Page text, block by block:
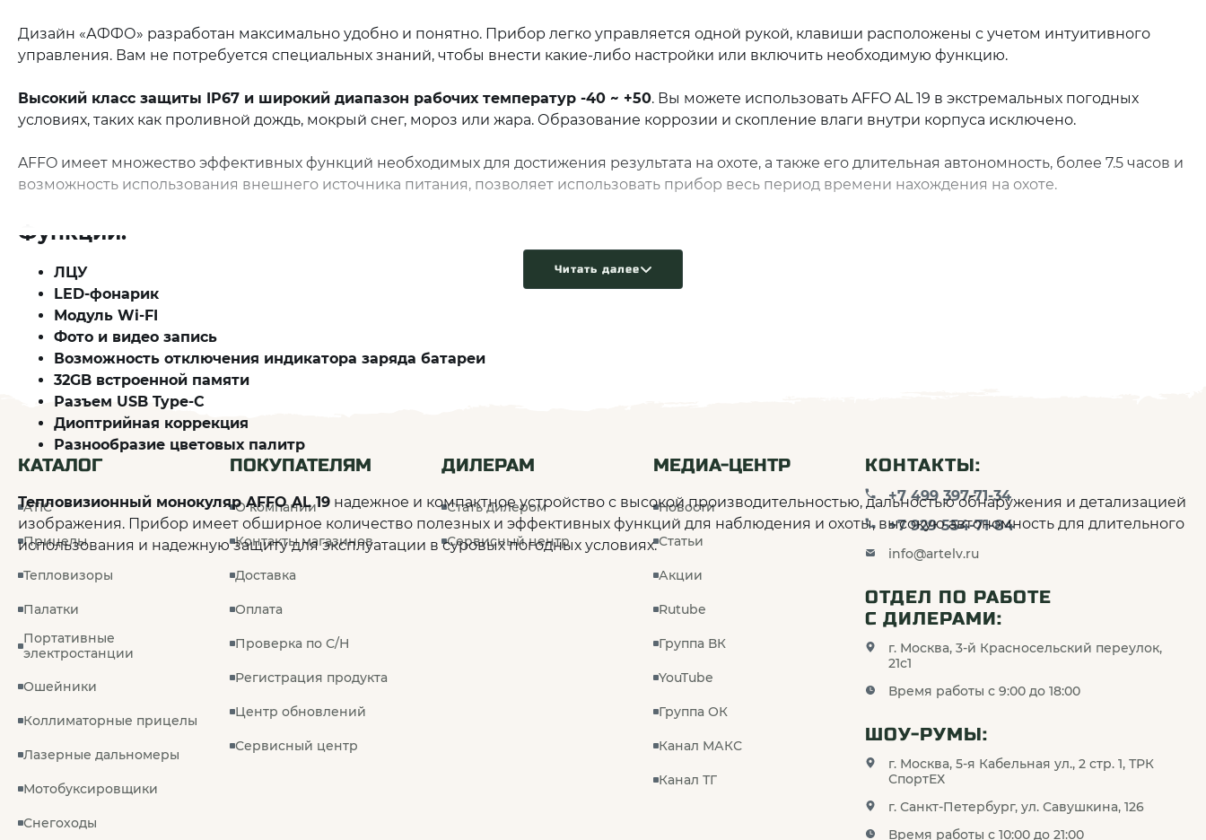
Дизайн «АФФО» разработан максимально удобно и понятно. Прибор легко управляется одной рукой, клавиши расположены с учетом интуитивного
управления. Вам не потребуется специальных знаний, чтобы внести какие-либо настройки или включить необходимую функцию.
Высокий класс защиты IP67 и широкий диапазон рабочих температур -40 ~ +50. Вы можете использовать AFFO AL 19 в экстремальных погодных
условиях, таких как проливной дождь, мокрый снег, мороз или жара. Образование коррозии и скопление влаги внутри корпуса исключено.
AFFO имеет множество эффективных функций необходимых для достижения результата на охоте, а также его длительная автономность, более 7.5 часов и
возможность использования внешнего источника питания, позволяет использовать прибор весь период времени нахождения на охоте.
Функции:
ЛЦУ
LED-фонарик
Модуль Wi-FI
Фото и видео запись
Возможность отключения индикатора заряда батареи
32GB встроенной памяти
Разъем USB Type-C
Диоптрийная коррекция
Разнообразие цветовых палитр
Тепловизионный монокуляр AFFO AL 19 надежное и компактное устройство с высокой производительностью, дальностью обнаружения и детализацией
изображения. Прибор имеет обширное количество полезных и эффективных функций для наблюдения и охоты, высокую автономность для длительного
использования и надежную защиту для эксплуатации в суровых погодных условиях.
Читать далее
КАТАЛОГ
ATIC
Прицелы
Тепловизоры
Палатки
Портативные
электростанции
Ошейники
Коллиматорные прицелы
Лазерные дальномеры
Мотобуксировщики
Снегоходы
ПОКУПАТЕЛЯМ
О компании
Контакты магазинов
Доставка
Оплата
Проверка по С/Н
Регистрация продукта
Центр обновлений
Сервисный центр
ДИЛЕРАМ
Стать дилером
Сервисный центр
МЕДИА-ЦЕНТР
Новости
Статьи
Акции
Rutube
Группа ВК
YouTube
Группа ОК
Канал МАКС
Канал ТГ
КОНТАКТЫ:
+7 499 397-71-34
+7 929 554-71-84
info@artelv.ru
ОТДЕЛ ПО РАБОТЕ
С ДИЛЕРАМИ:
г. Москва, 3-й Красносельский переулок,
21с1
Время работы с 9:00 до 18:00
ШОУ-РУМЫ:
г. Москва, 5-я Кабельная ул., 2 стр. 1, ТРК
СпортЕХ
г. Санкт-Петербург, ул. Савушкина, 126
Время работы с 10:00 до 21:00